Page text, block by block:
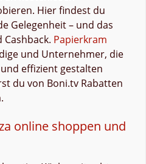
Hier findest du
Gelegenheit – und das
Papierkram
und Unternehmer, die
effizient gestalten
du von Boni.tv Rabatten
online shoppen und